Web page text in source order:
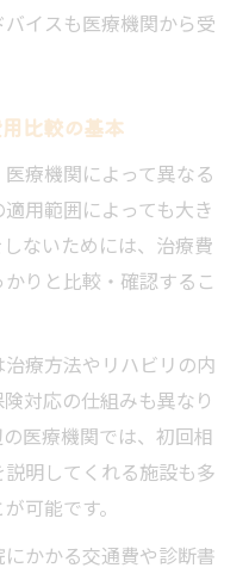
イスも医療機関から受
比較の基本
療機関によって異なる
用範囲によっても大き
ないためには、治療費
りと比較・確認するこ
療方法やリハビリの内
対応の仕組みも異なり
医療機関では、初回相
明してくれる施設も多
可能です。
かかる交通費や診断書